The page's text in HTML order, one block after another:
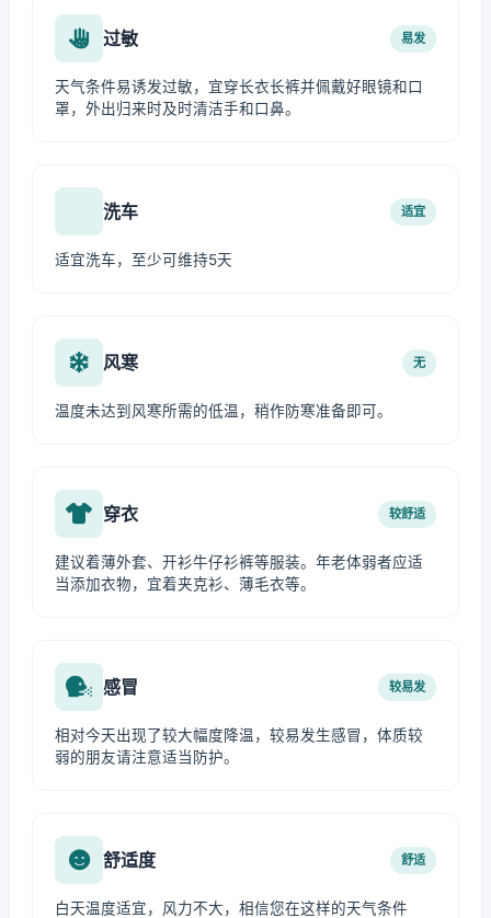
过敏 易发
天气条件易诱发过敏，宜穿长衣长裤并佩戴好眼镜和口
罩，外出归来时及时清洁手和口鼻。
洗车 适宜
适宜洗车，至少可维持5天
风寒 无
温度未达到风寒所需的低温，稍作防寒准备即可。
穿衣 较舒适
建议着薄外套、开衫牛仔衫裤等服装。年老体弱者应适
当添加衣物，宜着夹克衫、薄毛衣等。
感冒 较易发
相对今天出现了较大幅度降温，较易发生感冒，体质较
弱的朋友请注意适当防护。
舒适度 舒适
白天温度适宜，风力不大，相信您在这样的天气条件